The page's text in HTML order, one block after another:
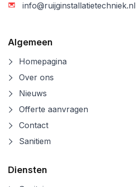
info@ruijginstallatietechniek.nl
Algemeen
Homepagina
Over ons
Nieuws
Offerte aanvragen
Contact
Sanitiem
Diensten